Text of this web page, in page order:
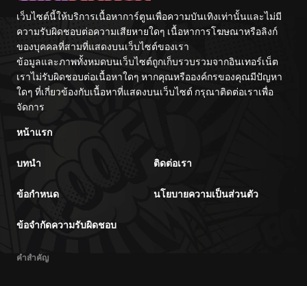
เว็บไซต์นี้ให้บริการเนื้อหาการ์ตูนเพื่อความบันเทิงเท่านั้นและไม่มี
ความรับผิดชอบต่อความเสียหายใดๆ เนื้อหาการโฆษณาหรือลิงก์
ของบุคคลที่สามที่แสดงบนเว็บไซต์ของเรา
ข้อมูลและภาพทั้งหมดบนเว็บไซต์ถูกเก็บรวบรวมจากอินเทอร์เน็ต
เราไม่รับผิดชอบต่อเนื้อหาใดๆ หากคุณหรือองค์กรของคุณมีปัญหา
ใดๆ ที่เกี่ยวข้องกับเนื้อหาที่แสดงบนเว็บไซต์ กรุณาติดต่อเราเพื่อ
จัดการ
หน้าแรก
บทนำ ติดต่อเรา
ข้อกำหนด นโยบายความเป็นส่วนตัว
ข้อจำกัดความรับผิดชอบ
คำสำคัญ